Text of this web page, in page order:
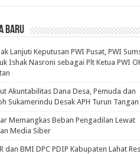
BARU
Lanjuti Keputusan PWI Pusat, PWI
Ishak Nasroni sebagai Plt Ketua PWI
Akuntabilitas Dana Desa, Pemuda dan
Sukamerindu Desak APH Turun Tangan
Memangkas Beban Pengadilan Lewat
Media Siber
dan BMI DPC PDIP Kabupaten Lahat